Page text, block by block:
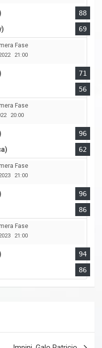
88
69
Fase
21:00
71
56
Fase
20:00
96
62
Fase
21:00
96
86
Fase
21:00
94
86